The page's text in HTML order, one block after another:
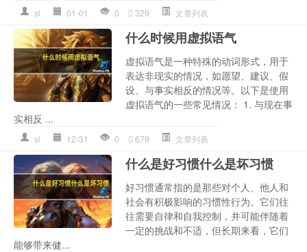
sl 01-01 0 329 文章列表
什么时候用虚拟语气
虚拟语气是一种特殊的动词形式，用于
表达非现实的情况，如愿望、建议、假
设、与事实相反的情况等。以下是使用
虚拟语气的一些常见情况： 1. 与现在事
实相反 ...
sl 12-31 0 679 文章列表
什么是好习惯什么是坏习惯
好习惯通常指的是那些对个人、他人和
社会有积极影响的习惯性行为。它们往
往需要自律和自我控制，并可能伴随着
一定的挑战和不适，但长期来看，它们
能够带来健...